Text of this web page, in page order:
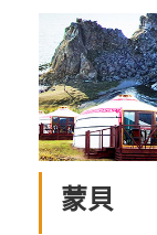
蒙貝